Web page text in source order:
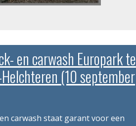
en carwash Europark te
(10 september
carwash staat garant voor een